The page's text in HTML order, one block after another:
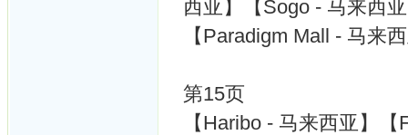
西亚】【Sogo - 马来西
【Paradigm Mall - 马来
第15页
【Haribo - 马来西亚】